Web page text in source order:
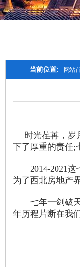
当前位置: 网站
时光荏苒，岁
下了厚重的责任
2014-2021这
为了西北房地产
七年一剑破天
年历程片断在我